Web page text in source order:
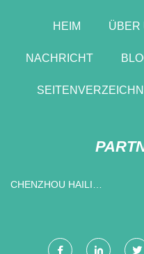
HEIM ÜBER
NACHRICHT
CHENZHOU HAILI